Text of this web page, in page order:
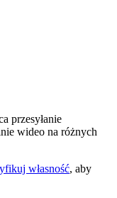
przesyłanie
wideo na różnych
własność, aby